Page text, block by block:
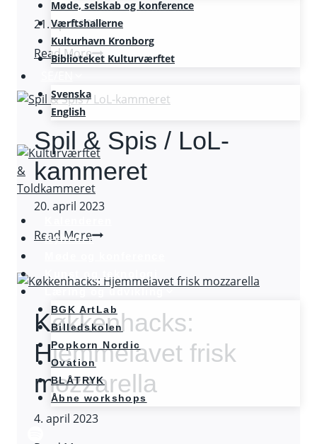
Møde, selskab og konference
Værftshallerne
Kulturhavn Kronborg
Biblioteket Kulturværftet
Svenska
English
Nyheder
Kunst og teknologi
Læring og udvikling
BGK ArtLab
Billedskolen
Popkorn Nordic
Ovation
BLÅTRYK
Åbne workshops
21. april 2023
Read MoreSmag
–
Spil & Spis / LoL-
kammeret
20. april 2023
Read MoreSpil
/
LoL-
kammeret
Køkkenhacks:
Hjemmelavet frisk
mozzarella
4. april 2023